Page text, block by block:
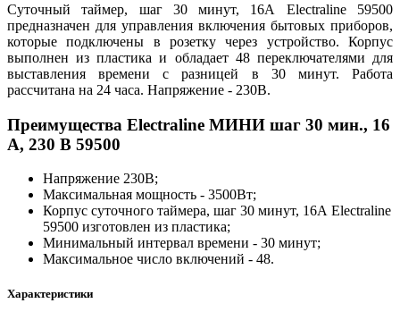
Суточный таймер, шаг 30 минут, 16А Electraline 59500
предназначен для управления включения бытовых приборов,
которые подключены в розетку через устройство. Корпус
выполнен из пластика и обладает 48 переключателями для
выставления времени с разницей в 30 минут. Работа
рассчитана на 24 часа. Напряжение - 230В.
Преимущества Electraline МИНИ шаг 30 мин., 16
А, 230 В 59500
Напряжение 230В;
Максимальная мощность - 3500Вт;
Корпус суточного таймера, шаг 30 минут, 16А Electraline
59500 изготовлен из пластика;
Минимальный интервал времени - 30 минут;
Максимальное число включений - 48.
Характеристики